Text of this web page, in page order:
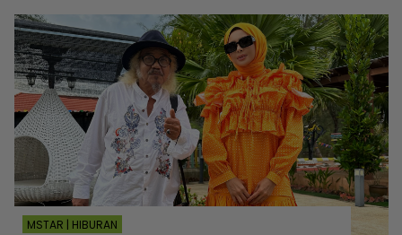
MSTAR | HIBURAN